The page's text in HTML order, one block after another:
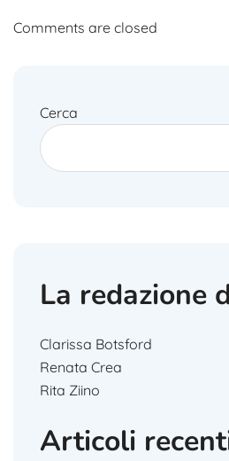
Comments are closed
Cerca
La redazione
Clarissa Botsford
Renata Crea
Rita Ziino
Articoli